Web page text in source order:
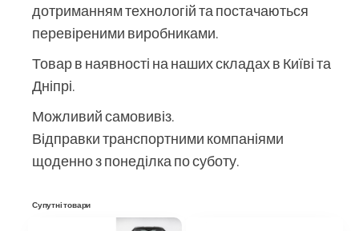
дотриманням технологій та постачаються
перевіреними виробниками.
Товар в наявності на наших складах в Київі та
Дніпрі.
Можливий самовивіз.
Відправки транспортними компаніями
щоденно з понеділка по суботу.
Супутні товари